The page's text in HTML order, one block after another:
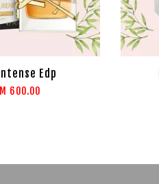
Edp
600.00